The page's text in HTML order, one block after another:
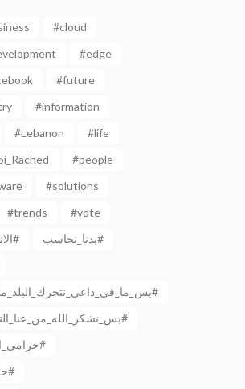
#cloud
#edge
#future
#information
#Lebanon
#life
#people
#solutions
#trends
#vote
الانذار_الاخير#
بدنا_نحاسب#
بس_ما_في_داعي_نتحرك_البلد_ماشي_وعاجقة_عفسوح#
بس_نشكر_الله_من_عنا_التبولة_والحمص_بطحينة#
حرامي_الشعب#
حكومة_التزوير_والفساد#